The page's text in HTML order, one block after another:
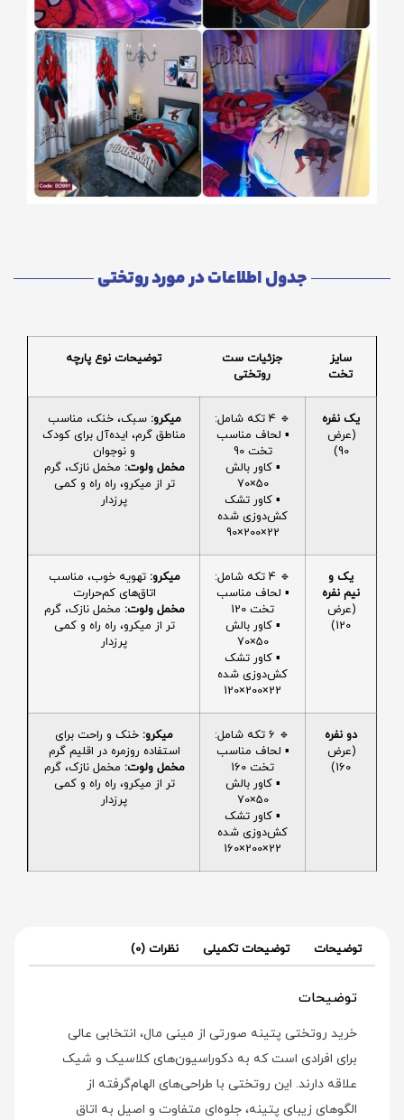
جدول اطلاعات در مورد روتختی
سایز
تخت
جزئیات ست
روتختی
توضیحات نوع پارچه
یک نفره
(عرض
90)
🔹 4 تکه شامل:
▪️ لحاف مناسب
تخت 90
▪️ کاور بالش
50×70
▪️ کاور تشک
کش‌دوزی شده
22×200×90
میکرو: سبک، خنک، مناسب
مناطق گرم، ایده‌آل برای کودک
و نوجوان
مخمل ولوت: مخمل نازک، گرم
تر از میکرو، راه راه و کمی
پرزدار
یک و
نیم نفره
(عرض
120)
🔹 4 تکه شامل:
▪️ لحاف مناسب
تخت 120
▪️ کاور بالش
50×70
▪️ کاور تشک
کش‌دوزی شده
22×200×120
میکرو: تهویه خوب، مناسب
اتاق‌های کم‌حرارت
مخمل ولوت: مخمل نازک، گرم
تر از میکرو، راه راه و کمی
پرزدار
دو نفره
(عرض
160)
🔹 6 تکه شامل:
▪️ لحاف مناسب
تخت 160
▪️ کاور بالش
50×70
▪️ کاور تشک
کش‌دوزی شده
22×200×160
میکرو: خنک و راحت برای
استفاده روزمره در اقلیم گرم
مخمل ولوت: مخمل نازک، گرم
تر از میکرو، راه راه و کمی
پرزدار
توضیحات توضیحات تکمیلی نظرات (0)
توضیحات
خرید روتختی پتینه صورتی از مینی‌ مال، انتخابی عالی
برای افرادی است که به دکوراسیون‌های کلاسیک و شیک
علاقه دارند. این روتختی با طراحی‌های الهام‌گرفته از
الگوهای زیبای پتینه، جلوه‌ای متفاوت و اصیل به اتاق